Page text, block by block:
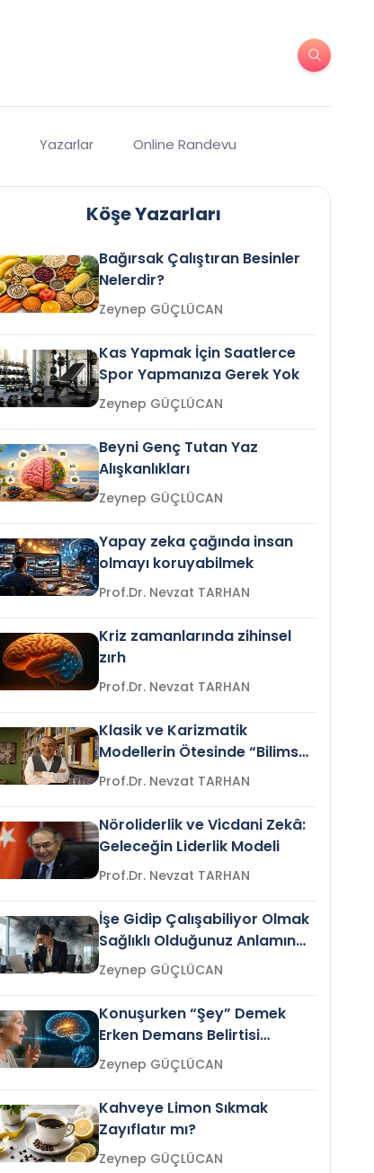
Yazarlar Online Randevu
Köşe Yazarları
Bağırsak Çalıştıran Besinler
Nelerdir?
Zeynep GÜÇLÜCAN
Kas Yapmak İçin Saatlerce
Spor Yapmanıza Gerek Yok
Zeynep GÜÇLÜCAN
Beyni Genç Tutan Yaz
Alışkanlıkları
Zeynep GÜÇLÜCAN
Yapay zeka çağında insan
olmayı koruyabilmek
Prof.Dr. Nevzat TARHAN
Kriz zamanlarında zihinsel
zırh
Prof.Dr. Nevzat TARHAN
Klasik ve Karizmatik
Modellerin Ötesinde “Bilimsel
Liderlik”
Prof.Dr. Nevzat TARHAN
Nöroliderlik ve Vicdani Zekâ:
Geleceğin Liderlik Modeli
Prof.Dr. Nevzat TARHAN
İşe Gidip Çalışabiliyor Olmak
Sağlıklı Olduğunuz Anlamına
Gelir mi?Zeynep GÜÇLÜCAN
Konuşurken “Şey” Demek
Erken Demans Belirtisi
Olabilir mi?Zeynep GÜÇLÜCAN
Kahveye Limon Sıkmak
Zayıflatır mı?
Zeynep GÜÇLÜCAN